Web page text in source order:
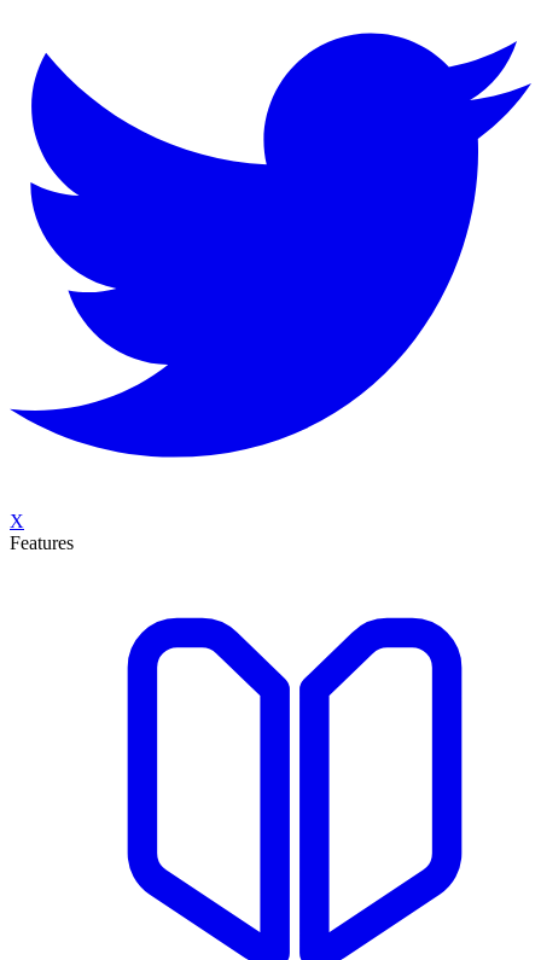
X
Features